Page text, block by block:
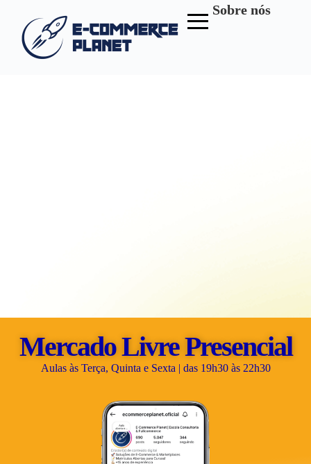
Sobre nós
Mercado Livre
Aprenda a vender na maior plataforma de marketplace do Brasil.
Mercado Livre Presencial
Aulas às Terça, Quinta e Sexta | das 19h30 às 22h30